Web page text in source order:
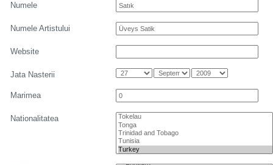
Numele
Numele Artistului
Website
Jata Nasterii
Marimea
Nationalitatea